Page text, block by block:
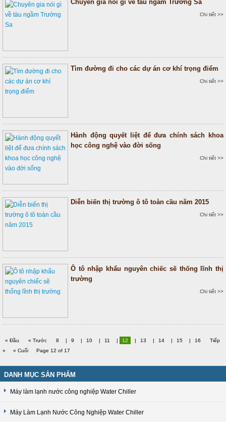
Chuyên gia nói gì về tàu ngầm Trường Sa
Chi tiết >>
Tìm đường đi cho các dự án cơ khí trọng điểm
Chi tiết >>
Hành động quyết liệt để đưa chính sách khoa
học công nghệ vào đời sống
Chi tiết >>
Diễn biến thị trường ô tô toàn cầu năm 2015
Chi tiết >>
Ô tô nhập khẩu nguyên chiếc sẽ thống lĩnh thị
trường
Chi tiết >>
« Đầu « Trước 8 | 9 | 10 | 11 | 12 | 13 | 14 | 15 | 16
Tiếp
»
« Cuối Page 12 of 17
DANH MỤC SẢN PHẨM
Máy làm lạnh nước công nghiệp Water Chiller
Máy Làm Lạnh Nước Công Nghiệp Water Chiller